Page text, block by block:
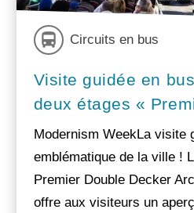
Circuits en bus
Visite guidée en
deux étages «
Modernism WeekLa visite
emblématique de la ville !
Premier Double Decker
offre aux visiteurs un